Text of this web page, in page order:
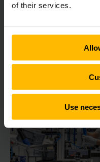
of their services.
Use
Uw oude, afgedankte li-
bij u op en verwerken wij
dat doen?